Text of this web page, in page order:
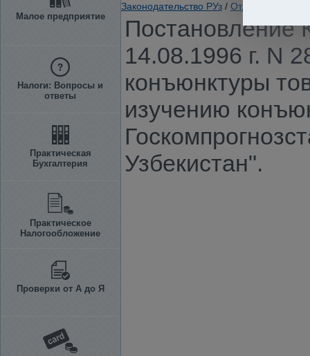
Малое предприятие
Налоги: Вопросы и
ответы
Практическая
Бухгалтерия
Практическое
Налогообложение
Проверки от А до Я
Законодательство РУз / Отдельные
Постановление
14.08.1996 г. N
конъюнктуры
изучению
Узбекистан".